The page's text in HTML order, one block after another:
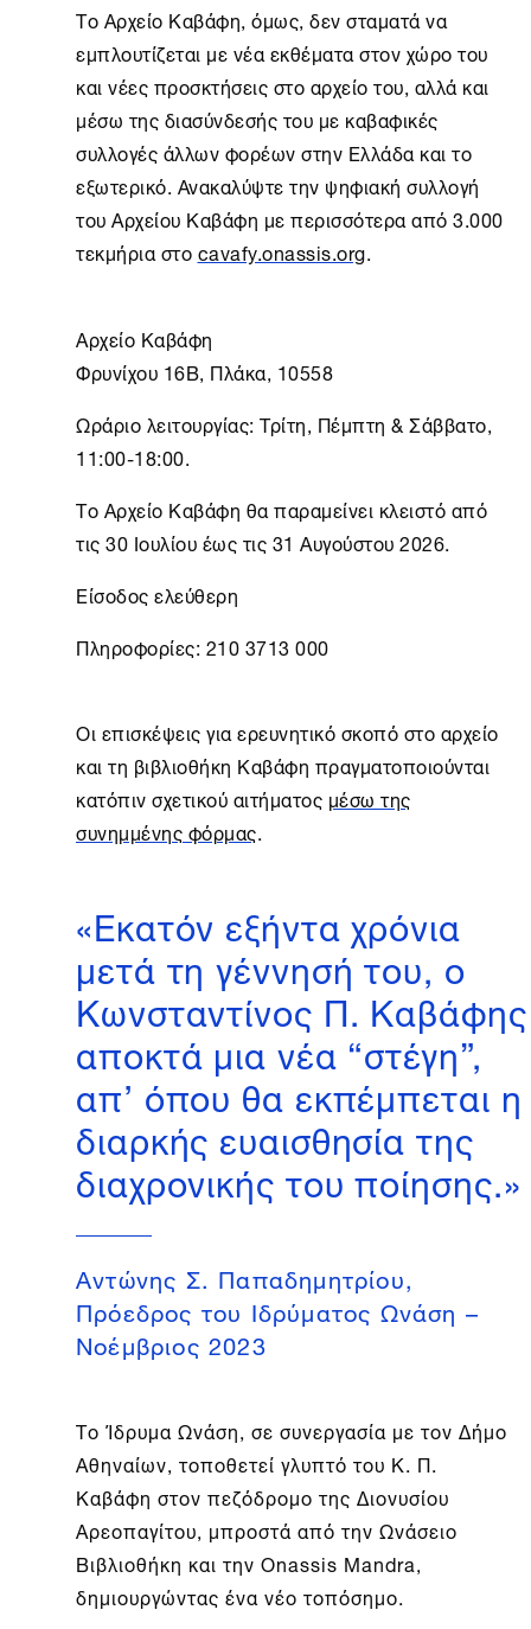
ΤοΑρχείο Καβάφη, όμως, δεν σταματά να
εμπλουτίζεται με νέα εκθέματα στον χώρο του
και νέες προσκτήσεις στο αρχείο του, αλλά και
μέσω της διασύνδεσής του με καβαφικές
συλλογές άλλων φορέων στην Ελλάδα και το
εξωτερικό. Ανακαλύψτε την ψηφιακή συλλογή
του Αρχείου Καβάφη με περισσότερα από 3.000
τεκμήρια στοcavafy.onassis.org.
Αρχείο Καβάφη
Φρυνίχου 16B, Πλάκα, 10558
Ωράριο λειτουργίας: Τρίτη, Πέμπτη & Σάββατο,
11:00-18:00.
ΤοΑρχείο Καβάφη θα παραμείνει κλειστό από
τις 30 Ιουλίου έως τις 31 Αυγούστου 2026.
Είσοδος ελεύθερη
Πληροφορίες: 210 3713 000
Οι επισκέψεις για ερευνητικό σκοπό στο αρχείο
και τη βιβλιοθήκη Καβάφη πραγματοποιούνται
κατόπιν σχετικού αιτήματος μέσω της
συνημμένης φόρμας.
«Εκατόν εξήντα χρόνια
μετά τη γέννησή του, ο
Κωνσταντίνος Π. Καβάφης
αποκτά μια νέα “στέγη”,
απ’ όπου θα εκπέμπεται η
διαρκής ευαισθησία της
διαχρονικής του ποίησης.»
Aντώνης Σ. Παπαδημητρίου,
Πρόεδρος του Ιδρύματος Ωνάση –
Nοέμβριος 2023
Το Ίδρυμα Ωνάση, σε συνεργασία με τον Δήμο
Αθηναίων, τοποθετεί γλυπτό του Κ. Π.
Καβάφη στον πεζόδρομο της Διονυσίου
Αρεοπαγίτου, μπροστά από την Ωνάσειο
Βιβλιοθήκη και την Onassis Mandra,
δημιουργώντας ένα νέο τοπόσημο.